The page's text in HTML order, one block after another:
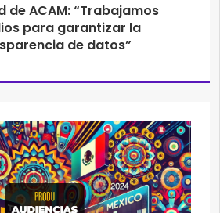
de ACAM: “Trabajamos
para garantizar la
de datos”